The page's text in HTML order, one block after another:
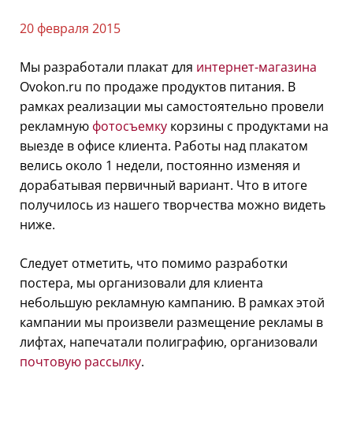
20 февраля 2015
Мы разработали плакат для интернет-магазина
Ovokon.ru по продаже продуктов питания. В
рамках реализации мы самостоятельно провели
рекламнуюфотосъемку корзины с продуктами на
выезде в офисе клиента. Работы над плакатом
велись около 1 недели, постоянно изменяя и
дорабатывая первичный вариант. Что в итоге
получилось из нашего творчества можно видеть
ниже.
Следует отметить, что помимо разработки
постера, мы организовали для клиента
небольшую рекламную кампанию. В рамках этой
кампании мы произвели размещение рекламы в
лифтах, напечатали полиграфию, организовали
почтовую рассылку.